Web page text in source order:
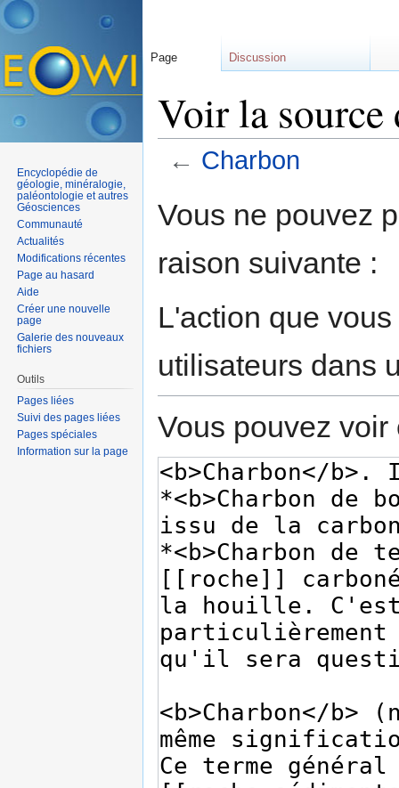
Voir la source
← Charbon
Vous ne pouvez
raison suivante :
L'action que
utilisateurs dans
Vous pouvez
Page Discussion
Encyclopédie de
géologie, minéralogie,
paléontologie et autres
Géosciences
Communauté
Actualités
Modifications récentes
Page au hasard
Aide
Créer une nouvelle
page
Galerie des nouveaux
fichiers
Outils
Pages liées
Suivi des pages liées
Pages spéciales
Information sur la page